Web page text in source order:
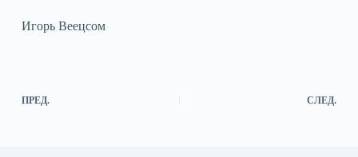
Игорь Веецсом
ПРЕД. СЛЕД.